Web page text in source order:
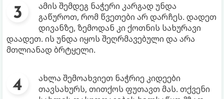
ამის შემდეგ ნაჭერი კარგად უნდა
გაწუროთ, რომ წვეთები არ დარჩეს. დადეთ
დივანზე, ზემოდან კი ქოთნის სახურავი
დაადეთ. ის უნდა იყოს შეღრმავებული და არა
მთლიანად ბრტყელი.
ახლა შემოახვიეთ ნაჭრიე კიდეები
თავსახურს, თითქოს ფუთავთ მას. თქვენი